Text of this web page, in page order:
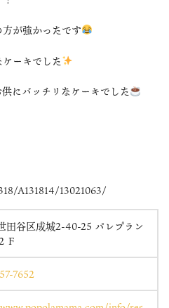
が強かったです
ーキでした
にバッチリなケーキでした
A131814/13021063/
田谷区成城2-40-25 パレプラン
Ｆ
7652